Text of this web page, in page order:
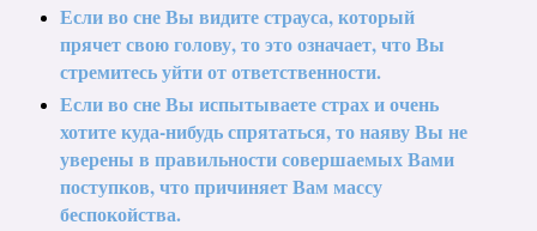
Если во сне Вы видите страуса, который
прячет свою голову, то это означает, что Вы
стремитесь уйти от ответственности.
Если во сне Вы испытываете страх и очень
хотите куда-нибудь спрятаться, то наяву Вы не
уверены в правильности совершаемых Вами
поступков, что причиняет Вам массу
беспокойства.